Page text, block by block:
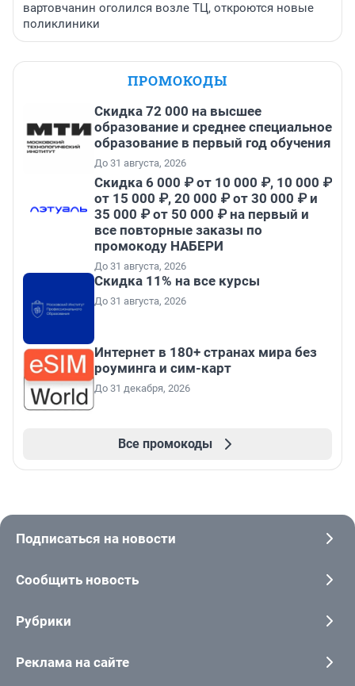
вартовчанин оголился возле ТЦ, откроются новые
поликлиники
ПРОМОКОДЫ
Скидка 72 000 на высшее
образование и среднее специальное
образование в первый год обучения
До 31 августа, 2026
Скидка 6 000 ₽ от 10 000 ₽, 10 000 ₽
от 15 000 ₽, 20 000 ₽ от 30 000 ₽ и
35 000 ₽ от 50 000 ₽ на первый и
все повторные заказы по
промокоду НАБЕРИ
До 31 августа, 2026
Скидка 11% на все курсы
До 31 августа, 2026
Интернет в 180+ странах мира без
роуминга и сим-карт
До 31 декабря, 2026
Все промокоды
Подписаться на новости
Сообщить новость
Рубрики
Реклама на сайте